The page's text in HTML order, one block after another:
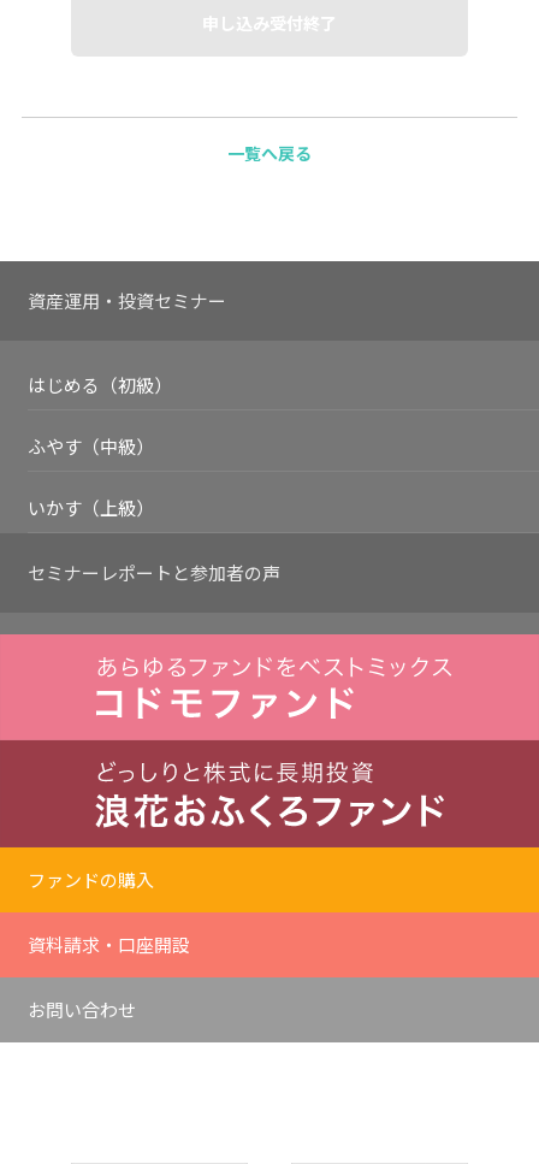
申し込み受付終了
一覧へ戻る
資産運用・投資セミナー
はじめる（初級）
ふやす（中級）
いかす（上級）
セミナーレポートと参加者の声
ファンドの購入
資料請求・口座開設
お問い合わせ